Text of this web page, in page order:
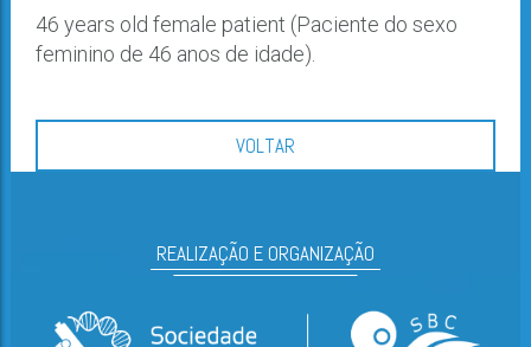
46 years old female patient (Paciente do sexo
feminino de 46 anos de idade).
VOLTAR
REALIZAÇÃO E ORGANIZAÇÃO